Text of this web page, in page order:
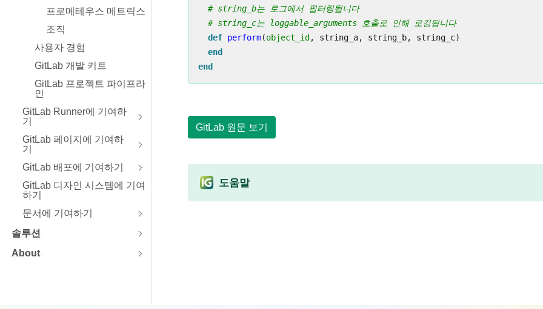
프로메테우스 메트릭스
조직
사용자 경험
GitLab 개발 키트
GitLab 프로젝트 파이프라
인
GitLab Runner에 기여하
기
GitLab 페이지에 기여하
기
GitLab 배포에 기여하기
GitLab 디자인 시스템에 기여
하기
문서에 기여하기
솔루션
About
# string_b는 로그에서 필터링됩니다
# string_c는 loggable_arguments 호출로 인해 로깅됩니다
def perform(object_id , string_a, string_b, string_c)
end
end
GitLab 원문 보기
도움말